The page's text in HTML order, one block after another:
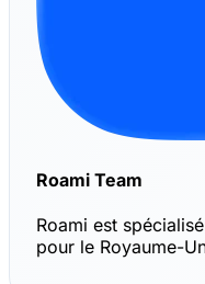
Roami Team
Roami est
pour le Royaume-